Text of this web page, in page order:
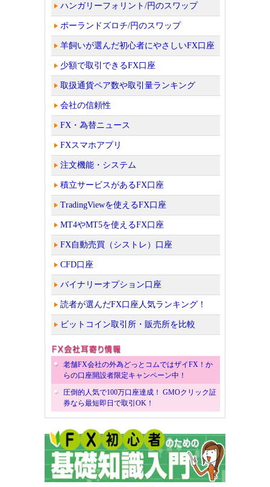
ハンガリーフォリント/円のスワップ
ポーランドズロチ/円のスワップ
羊飼いが選んだ初心者にやさしいFX口座
少額で取引できるFX口座
取扱通貨ペア数や取引量ランキング
会社の信頼性
FX・為替ニュース
FXスマホアプリ
注文機能・システム
積立サービスがあるFX口座
TradingViewを使えるFX口座
MT4やMT5を使えるFX口座
FX自動売買（シストレ）口座
CFD口座
バイナリーオプション口座
読者が選んだFX口座人気ランキング！
ビットコイン取引所・販売所を比較
老舗FX会社の外為どっとコムではザイFX！か
らの口座開設者限定キャンペーン中！
圧倒的人気で100万口座達成！ GMOクリック証
券なら最短即日で取引OK！